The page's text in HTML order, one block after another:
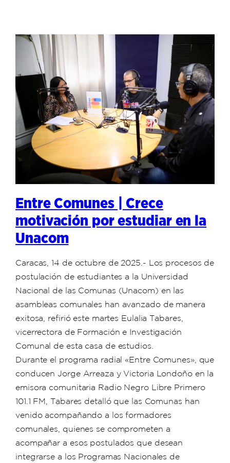
Entre Comunes | Crece
motivación por estudiar en la
Unacom
Caracas, 14 de octubre de 2025.- Los procesos de
postulación de estudiantes a la Universidad
Nacional de las Comunas (Unacom) en las
asambleas comunales han avanzado de manera
exitosa, refirió este martes Eulalia Tabares,
vicerrectora de Formación e Investigación
Comunal de esta casa de estudios.
Durante el programa radial «Entre Comunes», que
conducen Jorge Arreaza y Victoria Londoño en la
emisora comunitaria Radio Negro Libre Primero
101.1 FM, Tabares detalló que las Comunas han
venido acompañando a los formadores
comunales, quienes se comprometen a
acompañar a esos postulados que desean
integrarse a los Programas Nacionales de